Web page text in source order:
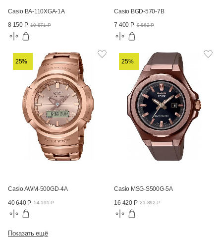
Casio BA-110XGA-1A
8 150 Р 10 871 Р
Casio BGD-570-7B
7 400 Р 9 862 Р
25%
Casio AWM-500GD-4A
40 640 Р 54 191 Р
25%
Casio MSG-S500G-5A
16 420 Р 21 892 Р
Показать ещё